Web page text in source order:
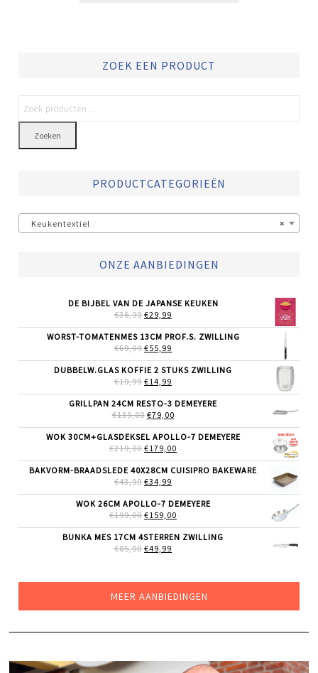
ZOEK EEN PRODUCT
Zoeken
PRODUCTCATEGORIEËN
×
Keukentextiel
ONZE AANBIEDINGEN
DE BIJBEL VAN DE JAPANSE KEUKEN
€36,99 OORSPRONKELIJKE
WAS:
€36,99.
€29,99
IS:
WORST-TOMATENMES 13CM PROF.S. ZWILLING
€69,99 OORSPRONKELIJKE
WAS:
€69,99.
€55,99
IS:
DUBBELW.GLAS KOFFIE 2 STUKS ZWILLING
€19,99 OORSPRONKELIJKE
WAS:
€19,99.
€14,99
IS:
€14,99.
GRILLPAN 24CM RESTO-3 DEMEYERE
€139,00 OORSPRONKELIJKE
WAS:
€139,00.
€79,00HUIDIGE
IS:
€79,00.
WOK 30CM+GLASDEKSEL APOLLO-7 DEMEYERE
€219,00 OORSPRONKELIJKE
WAS:
€219,00.
€179,00
IS:
BAKVORM-BRAADSLEDE 40X28CM CUISIPRO BAKEWARE
€43,99 OORSPRONKELIJKE
WAS:
€43,99.
€34,99
IS:
€34,99.
WOK 26CM APOLLO-7 DEMEYERE
€199,00 OORSPRONKELIJKE
WAS:
€199,00.
€159,00
IS:
BUNKA MES 17CM 4STERREN ZWILLING
€85,00 OORSPRONKELIJKE
€49,99
MEER AANBIEDINGEN